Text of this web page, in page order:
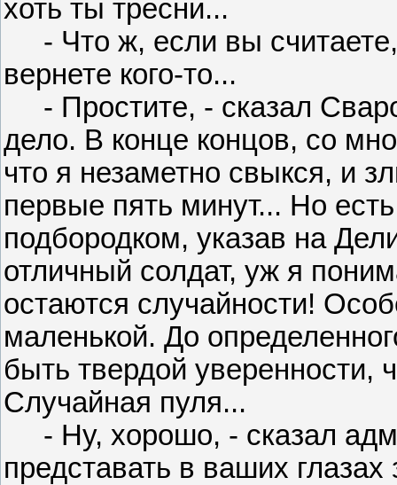
хоть ты тресни...
- Что ж, если вы считаете,
вернете кого-то...
- Простите, - сказал
дело. В конце концов, со
что я незаметно свыкся, и
первые пять минут... Но
подбородком, указав на
отличный солдат, уж я
остаются случайности!
маленькой. До
быть твердой уверенности,
Случайная пуля...
- Ну, хорошо, - сказал
представать в ваших